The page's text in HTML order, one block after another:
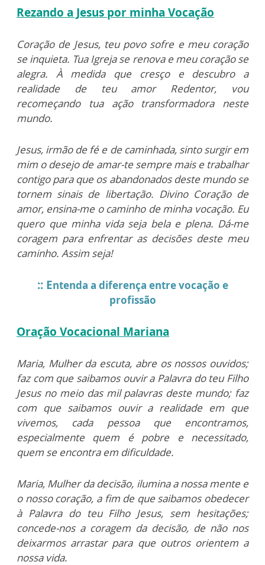
Rezando a Jesus por minha Vocação
Coração de Jesus, teu povo sofre e meu coração
se inquieta. Tua Igreja se renova e meu coração se
alegra. À medida que cresço e descubro a
realidade de teu amor Redentor, vou
recomeçando tua ação transformadora neste
mundo.
Jesus, irmão de fé e de caminhada, sinto surgir em
mim o desejo de amar-te sempre mais e trabalhar
contigo para que os abandonados deste mundo se
tornem sinais de libertação. Divino Coração de
amor, ensina-me o caminho de minha vocação. Eu
quero que minha vida seja bela e plena. Dá-me
coragem para enfrentar as decisões deste meu
caminho. Assim seja!
:: Entenda a diferença entre vocação e
profissão
Oração Vocacional Mariana
Maria, Mulher da escuta, abre os nossos ouvidos;
faz com que saibamos ouvir a Palavra do teu Filho
Jesus no meio das mil palavras deste mundo; faz
com que saibamos ouvir a realidade em que
vivemos, cada pessoa que encontramos,
especialmente quem é pobre e necessitado,
quem se encontra em dificuldade.
Maria, Mulher da decisão, ilumina a nossa mente e
o nosso coração, a fim de que saibamos obedecer
à Palavra do teu Filho Jesus, sem hesitações;
concede-nos a coragem da decisão, de não nos
deixarmos arrastar para que outros orientem a
nossa vida.